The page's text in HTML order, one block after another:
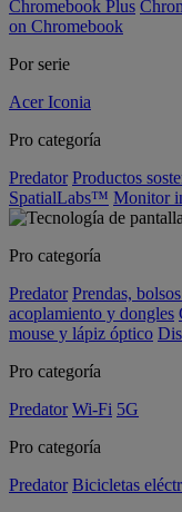
Chromebook Plus
on Chromebook
Por serie
Acer Iconia
Pro categoría
Predator Productos
SpatialLabs™ Monitor
Pro categoría
Predator Prendas,
acoplamiento y dongles
mouse y lápiz óptico
Pro categoría
Predator Wi-Fi 5G
Pro categoría
Predator Bicicletas